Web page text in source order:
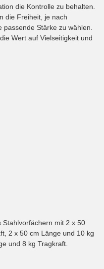
die Kontrolle zu behalten.
die Freiheit, je nach
Stärke zu wählen.
Wert auf Vielseitigkeit und
Stahlvorfächern mit 2 x 50
2 x 50 cm Länge und 10 kg
und 8 kg Tragkraft.